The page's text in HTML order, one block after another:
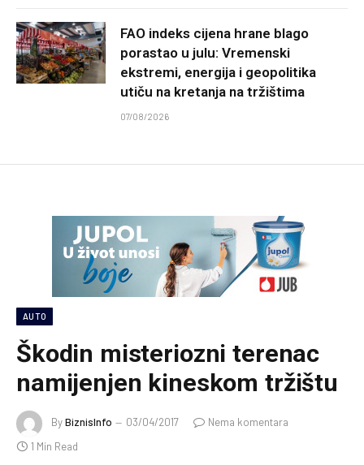
FAO indeks cijena hrane blago
porastao u julu: Vremenski
ekstremi, energija i geopolitika
utiču na kretanja na tržištima
07/08/2026
AUTO
Škodin misteriozni terenac
namijenjen kineskom tržištu
ByBiznisInfo 03/04/2017
Nema komentara
1 Min Read